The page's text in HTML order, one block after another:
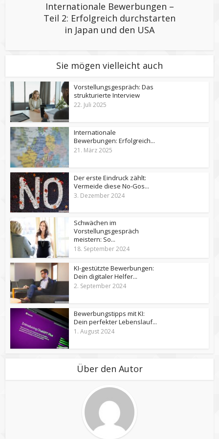
Internationale Bewerbungen –
Teil 2: Erfolgreich durchstarten
in Japan und den USA
Sie mögen vielleicht auch
Vorstellungsgespräch: Das
strukturierte Interview
22. Juli 2025
Internationale
Bewerbungen: Erfolgreich...
21. März 2025
Der erste Eindruck zählt:
Vermeide diese No-Gos...
3. Dezember 2024
Schwächen im
Vorstellungsgespräch
meistern: So...
18. September 2024
KI-gestützte Bewerbungen:
Dein digitaler Helfer...
2. September 2024
Bewerbungstipps mit KI:
Dein perfekter Lebenslauf...
1. August 2024
Über den Autor